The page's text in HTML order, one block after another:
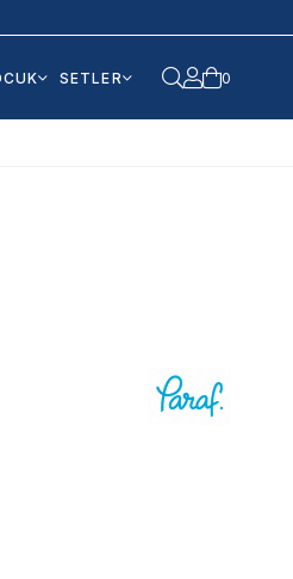
SETLER 0